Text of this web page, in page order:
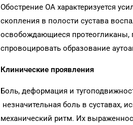
Обострение ОА характеризуется
скопления в полости сустава
освобождающиеся протеогликаны,
спровоцировать образование
Клинические проявления
Боль, деформация и
незначительная боль в суставах,
механический ритм. Их